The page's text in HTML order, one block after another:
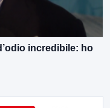
incredibile: ho